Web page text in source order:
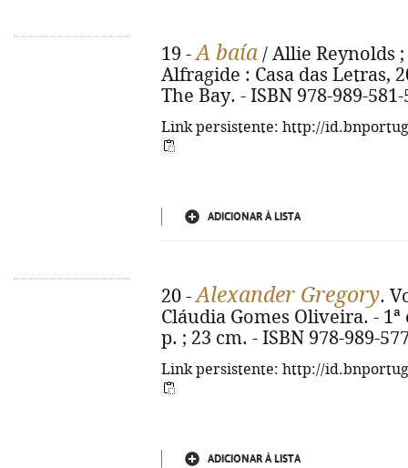
19 -A baía / Allie Reynolds
Alfragide : Casa das Letras,
The Bay. - ISBN 978-989-581-
Link persistente: http://
ADICIONAR À LISTA
20 -Alexander Gregory.
Cláudia Gomes Oliveira. -
p. ; 23 cm. - ISBN 978-989-
Link persistente: http://
ADICIONAR À LISTA